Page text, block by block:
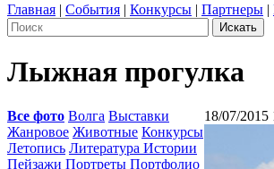
Главная | События | Конкурсы | Партнеры |
Лыжная прогулка
Все фото Волга Выставки
Жанровое Животные Конкурсы
Летопись Литература Истории
Пейзажи Портреты Портфолио
18/07/2015